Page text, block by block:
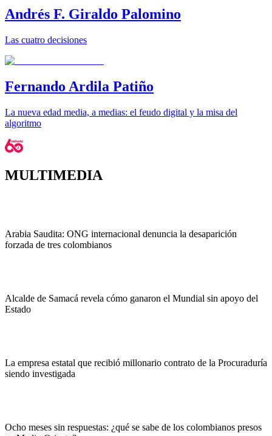
Andrés F. Giraldo Palomino
Las cuatro decisiones
Fernando Ardila Patiño
La nueva edad media, a medias: el feudo digital y la misa del
algoritmo
MULTIMEDIA
Arabia Saudita: ONG internacional denuncia la desaparición
forzada de tres colombianos
Alcalde de Samacá revela cómo ganaron el Mundial sin apoyo del
Estado
La empresa estatal que recibió millonario contrato de la Procuraduría
siendo investigada
Ocho meses sin respuestas: ¿qué se sabe de los colombianos presos